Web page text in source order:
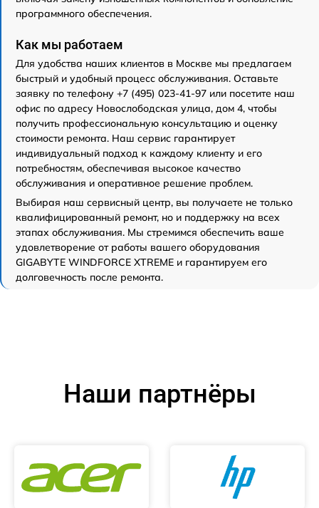
программного обеспечения.
Как мы работаем
Для удобства наших клиентов в Москве мы предлагаем
быстрый и удобный процесс обслуживания. Оставьте
заявку по телефону +7 (495) 023-41-97 или посетите наш
офис по адресу Новослободская улица, дом 4, чтобы
получить профессиональную консультацию и оценку
стоимости ремонта. Наш сервис гарантирует
индивидуальный подход к каждому клиенту и его
потребностям, обеспечивая высокое качество
обслуживания и оперативное решение проблем.
Выбирая наш сервисный центр, вы получаете не только
квалифицированный ремонт, но и поддержку на всех
этапах обслуживания. Мы стремимся обеспечить ваше
удовлетворение от работы вашего оборудования
GIGABYTE WINDFORCE XTREME и гарантируем его
долговечность после ремонта.
Наши партнёры